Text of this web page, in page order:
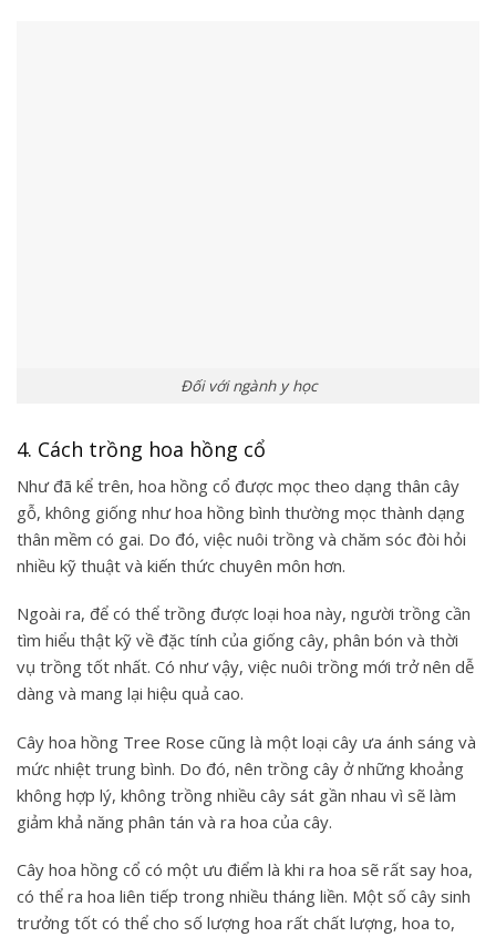
Đối với ngành y học
4. Cách trồng hoa hồng cổ
Như đã kể trên, hoa hồng cổ được mọc theo dạng thân cây
gỗ, không giống như hoa hồng bình thường mọc thành dạng
thân mềm có gai. Do đó, việc nuôi trồng và chăm sóc đòi hỏi
nhiều kỹ thuật và kiến thức chuyên môn hơn.
Ngoài ra, để có thể trồng được loại hoa này, người trồng cần
tìm hiểu thật kỹ về đặc tính của giống cây, phân bón và thời
vụ trồng tốt nhất. Có như vậy, việc nuôi trồng mới trở nên dễ
dàng và mang lại hiệu quả cao.
Cây hoa hồng Tree Rose cũng là một loại cây ưa ánh sáng và
mức nhiệt trung bình. Do đó, nên trồng cây ở những khoảng
không hợp lý, không trồng nhiều cây sát gần nhau vì sẽ làm
giảm khả năng phân tán và ra hoa của cây.
Cây hoa hồng cổ có một ưu điểm là khi ra hoa sẽ rất say hoa,
có thể ra hoa liên tiếp trong nhiều tháng liền. Một số cây sinh
trưởng tốt có thể cho số lượng hoa rất chất lượng, hoa to,